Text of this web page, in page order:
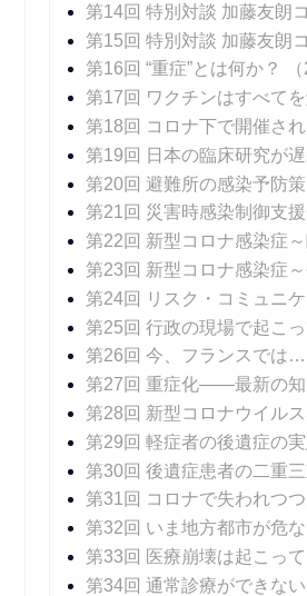
第16回 “重症”とは何か？
（
第20回 避難所の感染予防策
第26回 今、フランスでは…
第27回 重症化――最新の知
第29回 軽症者の後遺症の
第33回 医療崩壊は起こっ
第34回 通常診療ができない